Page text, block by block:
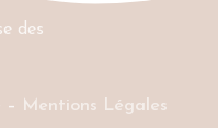
– Mentions Légales